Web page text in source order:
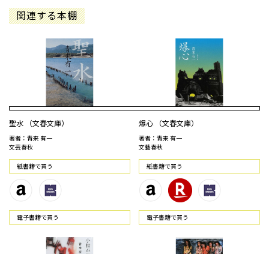
関連する本棚
聖水 （文春文庫）
著者：青来 有一
文芸春秋
紙書籍で買う
電⼦書籍で買う
爆心 （文春文庫）
著者：青来 有一
文藝春秋
紙書籍で買う
電⼦書籍で買う